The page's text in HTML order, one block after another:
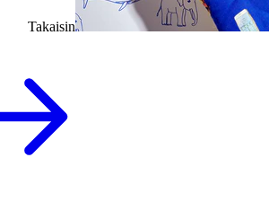
Takaisin